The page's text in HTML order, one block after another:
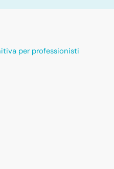
per professionisti